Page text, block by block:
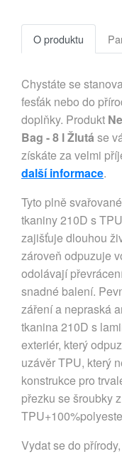
O produktu
Chystáte se
fesťák nebo do
doplňky. Produkt
Bag - 8 l Žlutá se
získáte za velmi
další informace.
Tyto plně
tkaniny 210D s
zajišťuje dlouhou
zároveň odpuzuje
odolávají
snadné balení.
záření a nepraská
tkanina 210D s
exteriér, který
uzávěr TPU, který
konstrukce pro
přezku se šroubky
Vydat se do